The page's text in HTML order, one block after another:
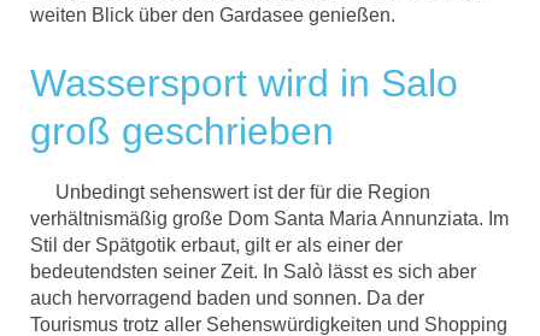
weiten Blick über den Gardasee genießen.
Wassersport wird in Salo
groß geschrieben
Unbedingt sehenswert ist der für die Region
verhältnismäßig große Dom Santa Maria Annunziata. Im
Stil der Spätgotik erbaut, gilt er als einer der
bedeutendsten seiner Zeit. In Salò lässt es sich aber
auch hervorragend baden und sonnen. Da der
Tourismus trotz aller Sehenswürdigkeiten und Shopping